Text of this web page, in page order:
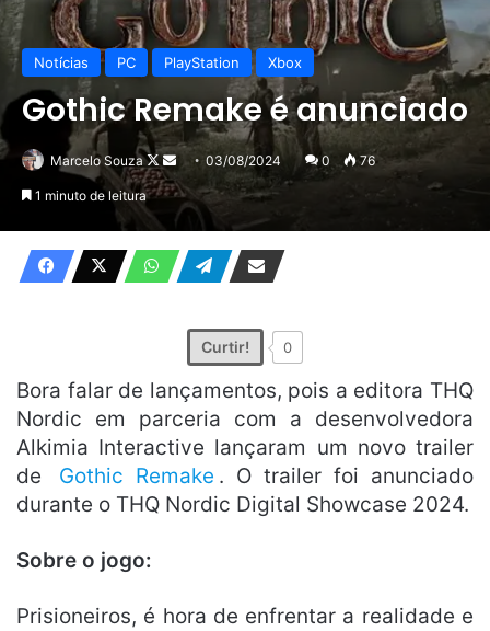
Notícias PC PlayStation Xbox
Gothic Remake é anunciado
Marcelo Souza
Follow
on
Mande
um
e-
03/08/2024 0 76
1 minuto de leitura
Curtir! 0
Bora falar de lançamentos, pois a editora THQ
Nordic em parceria com a desenvolvedora
Alkimia Interactive lançaram um novo trailer
de
Gothic Remake . O trailer foi anunciado
durante o THQ Nordic Digital Showcase 2024.
Sobre o jogo:
Prisioneiros, é hora de enfrentar a realidade e